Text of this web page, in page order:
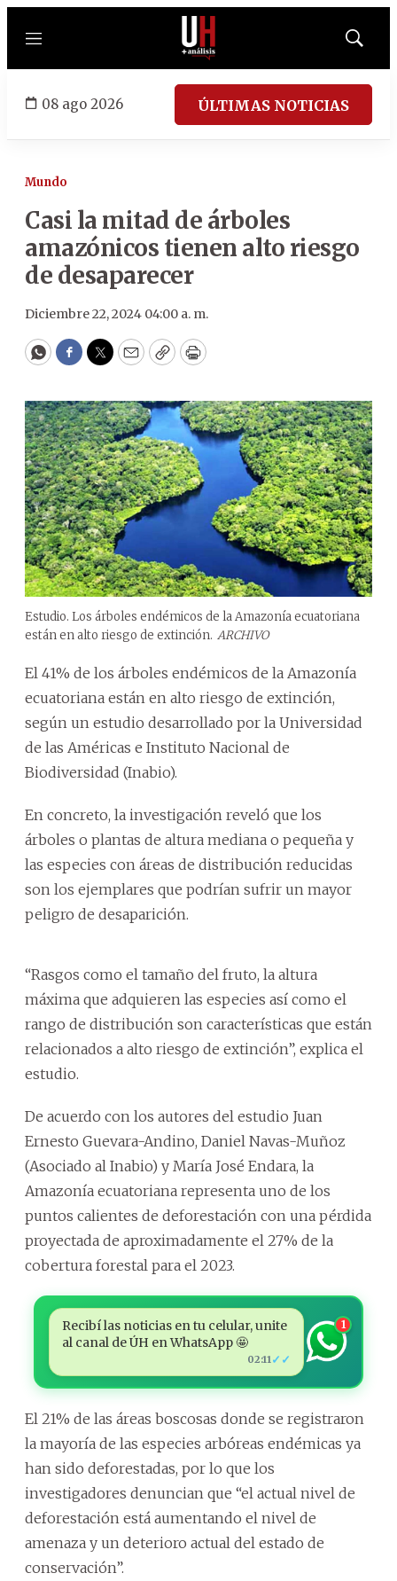
Menú
Mostrar
08 ago 2026 ÚLTIMAS NOTICIAS
Mundo
Casi la mitad de árboles
amazónicos tienen alto riesgo
de desaparecer
Diciembre 22, 2024 04:00 a. m.
WhatsApp
Facebook
Twitter
EmailCopyPrint
Estudio. Los árboles endémicos de la Amazonía ecuatoriana
están en alto riesgo de extinción. ARCHIVO
El 41% de los árboles endémicos de la Amazonía
ecuatoriana están en alto riesgo de extinción,
según un estudio desarrollado por la Universidad
de las Américas e Instituto Nacional de
Biodiversidad (Inabio).
En concreto, la investigación reveló que los
árboles o plantas de altura mediana o pequeña y
las especies con áreas de distribución reducidas
son los ejemplares que podrían sufrir un mayor
peligro de desaparición.
“Rasgos como el tamaño del fruto, la altura
máxima que adquieren las especies así como el
rango de distribución son características que están
relacionados a alto riesgo de extinción”, explica el
estudio.
De acuerdo con los autores del estudio Juan
Ernesto Guevara-Andino, Daniel Navas-Muñoz
(Asociado al Inabio) y María José Endara, la
Amazonía ecuatoriana representa uno de los
puntos calientes de deforestación con una pérdida
proyectada de aproximadamente el 27% de la
cobertura forestal para el 2023.
Recibí las noticias en tu celular, unite
al canal de ÚH en WhatsApp 🤩
02:11 ✓✓
1
El 21% de las áreas boscosas donde se registraron
la mayoría de las especies arbóreas endémicas ya
han sido deforestadas, por lo que los
investigadores denuncian que “el actual nivel de
deforestación está aumentando el nivel de
amenaza y un deterioro actual del estado de
conservación”.